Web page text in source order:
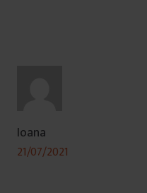
Ioana
21/07/2021